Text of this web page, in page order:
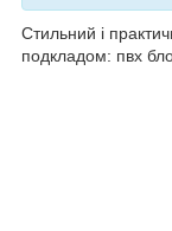
Стильний і
подкладом: пвх